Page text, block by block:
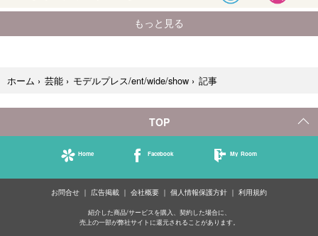
ホーム › 芸能 › モデルプレス/ent/wide/show › 記事
TOP
Home Facebook My Room
お問合せ 広告掲載 会社概要 個人情報保護方針 利用規約
紹介した商品/サービスを購入、契約した場合に、
売上の一部が弊社サイトに還元されることがあります。